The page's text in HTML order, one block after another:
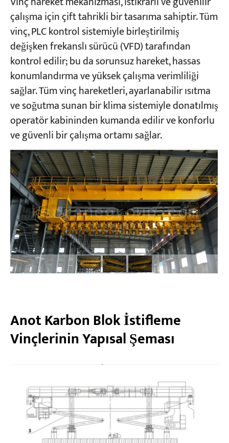
çalışma için çift tahrikli bir tasarıma sahiptir. Tüm
vinç, PLC kontrol sistemiyle birleştirilmiş
değişken frekanslı sürücü (VFD) tarafından
kontrol edilir; bu da sorunsuz hareket, hassas
konumlandırma ve yüksek çalışma verimliliği
sağlar. Tüm vinç hareketleri, ayarlanabilir ısıtma
ve soğutma sunan bir klima sistemiyle donatılmış
operatör kabininden kumanda edilir ve konforlu
ve güvenli bir çalışma ortamı sağlar.
Anot Karbon Blok İstifleme
Vinçlerinin Yapısal Şeması